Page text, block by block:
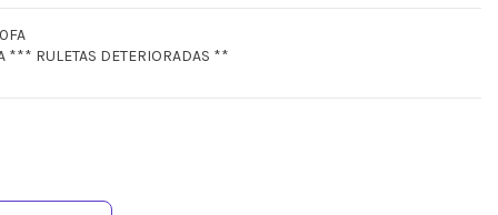
RULETAS DETERIORADAS **